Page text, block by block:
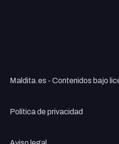
Maldita.es - Contenidos bajo
Política de privacidad